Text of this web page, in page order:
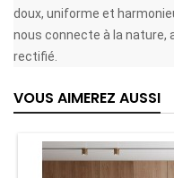
doux, uniforme et
nous connecte à la nature,
rectifié.
VOUS AIMEREZ AUSSI